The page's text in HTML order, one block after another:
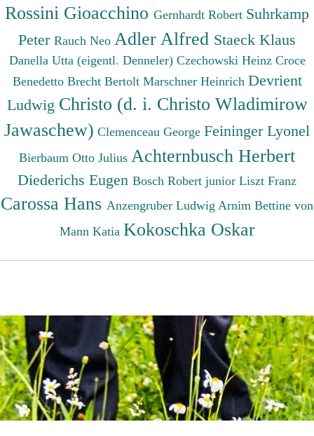
Rossini Gioacchino Gernhardt Robert Suhrkamp
Peter Rauch Neo Adler Alfred Staeck Klaus
Danella Utta (eigentl. Denneler) Czechowski Heinz Croce
Benedetto Brecht Bertolt Marschner Heinrich Devrient
Ludwig Christo (d. i. Christo Wladimirow
Jawaschew) Clemenceau George Feininger Lyonel
Bierbaum Otto Julius Achternbusch Herbert
Diederichs Eugen Bosch Robert junior Liszt Franz
Carossa Hans Anzengruber Ludwig Arnim Bettine von
Mann Katia Kokoschka Oskar